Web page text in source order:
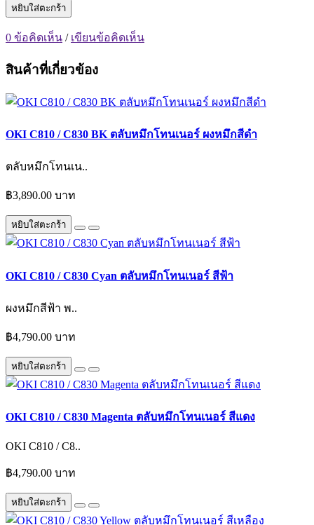
หยิบใส่ตะกร้า
0 ข้อคิดเห็น / เขียนข้อคิดเห็น
สินค้าที่เกี่ยวข้อง
OKI C810 / C830 BK ตลับหมึกโทนเนอร์ ผงหมึกสีดำ
ตลับหมึกโทนเน..
฿3,890.00 บาท
หยิบใส่ตะกร้า
OKI C810 / C830 Cyan ตลับหมึกโทนเนอร์ สีฟ้า
ผงหมึกสีฟ้า พ..
฿4,790.00 บาท
หยิบใส่ตะกร้า
OKI C810 / C830 Magenta ตลับหมึกโทนเนอร์ สีแดง
OKI C810 / C8..
฿4,790.00 บาท
หยิบใส่ตะกร้า